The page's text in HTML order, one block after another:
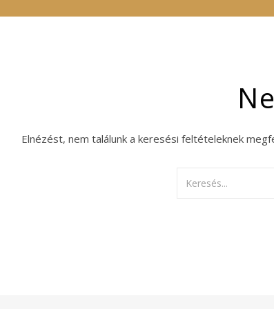
Elnézést, nem találunk a keresési feltételeknek